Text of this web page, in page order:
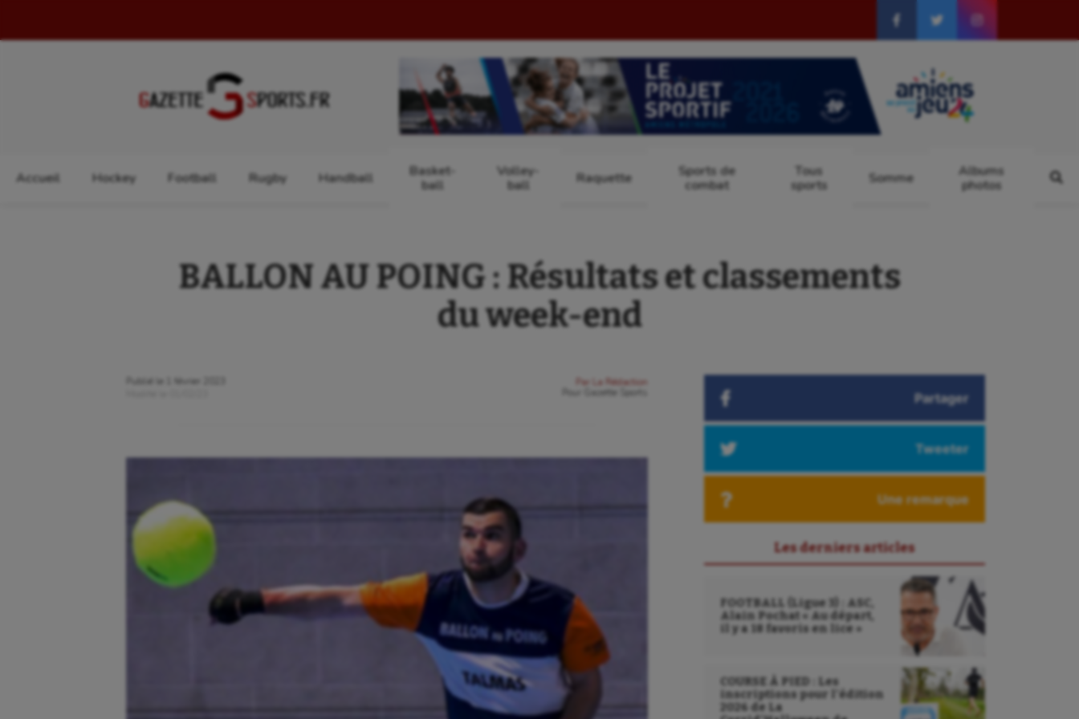
Accueil Hockey Football Rugby Handball
Basket-
ball
Volley-
ball
Raquette
Sports de
combat
Tous
sports
Somme
Albums
photos
BALLON AU POING : Résultats et classements
du week-end
Publié le
1 février 2023
Par
La Rédaction
Gazette Sports Partager
Tweeter
Une remarque
Les derniers articles
FOOTBALL (Ligue 3) : ASC,
Alain Pochat « Au départ,
il y a 18 favoris en lice »
COURSE À PIED : Les
inscriptions pour l’édition
2026 de La